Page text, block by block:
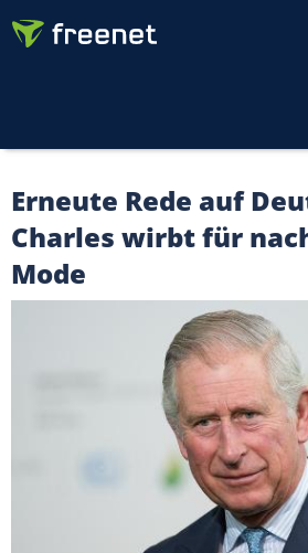
Erneute Rede auf
Charles wirbt für
Mode